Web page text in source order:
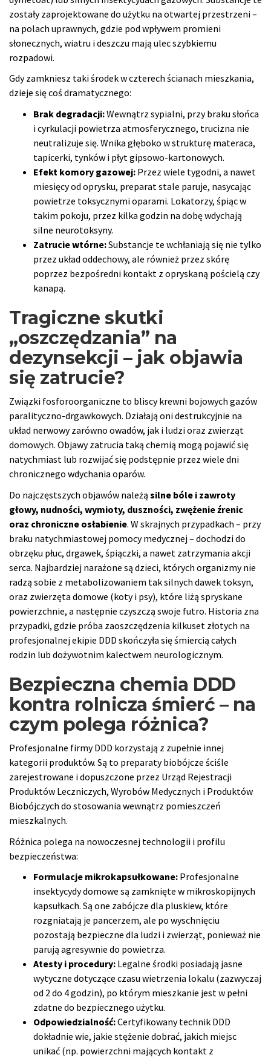
zostały zaprojektowane do użytku na otwartej przestrzeni –
na polach uprawnych, gdzie pod wpływem promieni
słonecznych, wiatru i deszczu mają ulec szybkiemu
rozpadowi.
Gdy zamkniesz taki środek w czterech ścianach mieszkania,
dzieje się coś dramatycznego:
Brak degradacji:Wewnątrz sypialni, przy braku słońca
i cyrkulacji powietrza atmosferycznego, trucizna nie
neutralizuje się. Wnika głęboko w strukturę materaca,
tapicerki, tynków i płyt gipsowo-kartonowych.
Efekt komory gazowej: Przez wiele tygodni, a nawet
miesięcy od oprysku, preparat stale paruje, nasycając
powietrze toksycznymi oparami. Lokatorzy, śpiąc w
takim pokoju, przez kilka godzin na dobę wdychają
silne neurotoksyny.
Zatrucie wtórne:Substancje te wchłaniają się nie tylko
przez układ oddechowy, ale również przez skórę
poprzez bezpośredni kontakt z opryskaną pościelą czy
kanapą.
Tragiczne skutki
„oszczędzania” na
dezynsekcji – jak objawia
się zatrucie?
Związki fosforoorganiczne to bliscy krewni bojowych gazów
paralityczno-drgawkowych. Działają oni destrukcyjnie na
układ nerwowy zarówno owadów, jak i ludzi oraz zwierząt
domowych. Objawy zatrucia taką chemią mogą pojawić się
natychmiast lub rozwijać się podstępnie przez wiele dni
chronicznego wdychania oparów.
Do najczęstszych objawów należą silne bóle i zawroty
głowy, nudności, wymioty, duszności, zwężenie źrenic
oraz chroniczne osłabienie. W skrajnych przypadkach – przy
braku natychmiastowej pomocy medycznej – dochodzi do
obrzęku płuc, drgawek, śpiączki, a nawet zatrzymania akcji
serca. Najbardziej narażone są dzieci, których organizmy nie
radzą sobie z metabolizowaniem tak silnych dawek toksyn,
oraz zwierzęta domowe (koty i psy), które liżą spryskane
powierzchnie, a następnie czyszczą swoje futro. Historia zna
przypadki, gdzie próba zaoszczędzenia kilkuset złotych na
profesjonalnej ekipie DDD skończyła się śmiercią całych
rodzin lub dożywotnim kalectwem neurologicznym.
Bezpieczna chemia DDD
kontra rolnicza śmierć – na
czym polega różnica?
Profesjonalne firmy DDD korzystają z zupełnie innej
kategorii produktów. Są to preparaty biobójcze ściśle
zarejestrowane i dopuszczone przez Urząd Rejestracji
Produktów Leczniczych, Wyrobów Medycznych i Produktów
Biobójczych do stosowania wewnątrz pomieszczeń
mieszkalnych.
Różnica polega na nowoczesnej technologii i profilu
bezpieczeństwa:
Formulacje mikrokapsułkowane: Profesjonalne
insektycydy domowe są zamknięte w mikroskopijnych
kapsułkach. Są one zabójcze dla pluskiew, które
rozgniatają je pancerzem, ale po wyschnięciu
pozostają bezpieczne dla ludzi i zwierząt, ponieważ nie
parują agresywnie do powietrza.
Atesty i procedury: Legalne środki posiadają jasne
wytyczne dotyczące czasu wietrzenia lokalu (zazwyczaj
od 2 do 4 godzin), po którym mieszkanie jest w pełni
zdatne do bezpiecznego użytku.
Odpowiedzialność:Certyfikowany technik DDD
dokładnie wie, jakie stężenie dobrać, jakich miejsc
unikać (np. powierzchni mających kontakt z